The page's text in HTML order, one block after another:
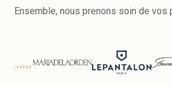
Ensemble, nous prenons soin de vos